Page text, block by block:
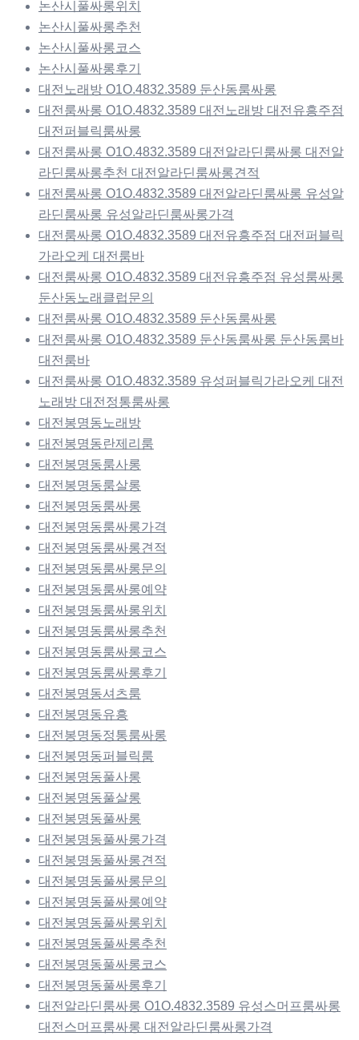
논산시풀싸롱위치
논산시풀싸롱추천
논산시풀싸롱코스
논산시풀싸롱후기
대전노래방 O1O.4832.3589 둔산동룸싸롱
대전룸싸롱 O1O.4832.3589 대전노래방 대전유흥주점
대전퍼블릭룸싸롱
대전룸싸롱 O1O.4832.3589 대전알라딘룸싸롱 대전알
라딘룸싸롱추천 대전알라딘룸싸롱견적
대전룸싸롱 O1O.4832.3589 대전알라딘룸싸롱 유성알
라딘룸싸롱 유성알라딘룸싸롱가격
대전룸싸롱 O1O.4832.3589 대전유흥주점 대전퍼블릭
가라오케 대전룸바
대전룸싸롱 O1O.4832.3589 대전유흥주점 유성룸싸롱
둔산동노래클럽문의
대전룸싸롱 O1O.4832.3589 둔산동룸싸롱
대전룸싸롱 O1O.4832.3589 둔산동룸싸롱 둔산동룸바
대전룸바
대전룸싸롱 O1O.4832.3589 유성퍼블릭가라오케 대전
노래방 대전정통룸싸롱
대전봉명동노래방
대전봉명동란제리룸
대전봉명동룸사롱
대전봉명동룸살롱
대전봉명동룸싸롱
대전봉명동룸싸롱가격
대전봉명동룸싸롱견적
대전봉명동룸싸롱문의
대전봉명동룸싸롱예약
대전봉명동룸싸롱위치
대전봉명동룸싸롱추천
대전봉명동룸싸롱코스
대전봉명동룸싸롱후기
대전봉명동셔츠룸
대전봉명동유흥
대전봉명동정통룸싸롱
대전봉명동퍼블릭룸
대전봉명동풀사롱
대전봉명동풀살롱
대전봉명동풀싸롱
대전봉명동풀싸롱가격
대전봉명동풀싸롱견적
대전봉명동풀싸롱문의
대전봉명동풀싸롱예약
대전봉명동풀싸롱위치
대전봉명동풀싸롱추천
대전봉명동풀싸롱코스
대전봉명동풀싸롱후기
대전알라딘룸싸롱 O1O.4832.3589 유성스머프룸싸롱
대전스머프룸싸롱 대전알라딘룸싸롱가격